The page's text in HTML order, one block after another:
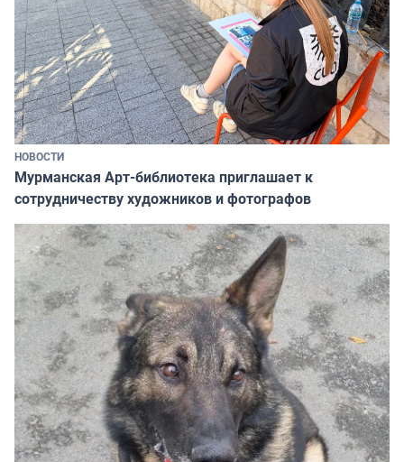
НОВОСТИ
Мурманская Арт-библиотека приглашает к
сотрудничеству художников и фотографов